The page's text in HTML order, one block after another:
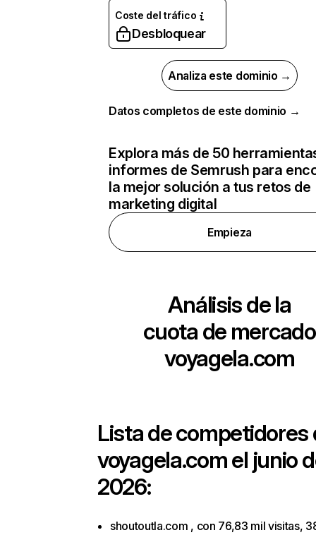
Coste del tráfico
Desbloquear
Analiza este dominio →
Datos completos de este dominio →
Explora más de 50
informes de Semrush para
la mejor solución a tus retos de
marketing digital
Empieza
Análisis de la
cuota de mercado
voyagela.com
Lista de competidores
voyagela.comel junio
2026:
shoutoutla.com , con 76,83 mil visitas,